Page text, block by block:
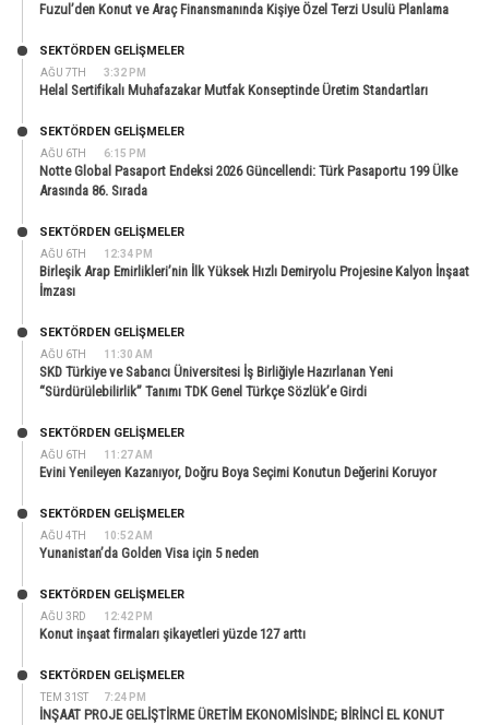
Fuzul’den Konut ve Araç Finansmanında Kişiye Özel Terzi Usulü Planlama
AĞU 7TH 3:32 PM
SEKTÖRDEN GELIŞMELER
Helal Sertifikalı Muhafazakar Mutfak Konseptinde Üretim Standartları
AĞU 6TH 6:15 PM
SEKTÖRDEN GELIŞMELER
Notte Global Pasaport Endeksi 2026 Güncellendi: Türk Pasaportu 199 Ülke
Arasında 86. Sırada
AĞU 6TH 12:34 PM
SEKTÖRDEN GELIŞMELER
Birleşik Arap Emirlikleri’nin İlk Yüksek Hızlı Demiryolu Projesine Kalyon İnşaat
İmzası
AĞU 6TH 11:30 AM
SEKTÖRDEN GELIŞMELER
SKD Türkiye ve Sabancı Üniversitesi İş Birliğiyle Hazırlanan Yeni
“Sürdürülebilirlik” Tanımı TDK Genel Türkçe Sözlük’e Girdi
AĞU 6TH 11:27 AM
SEKTÖRDEN GELIŞMELER
Evini Yenileyen Kazanıyor, Doğru Boya Seçimi Konutun Değerini Koruyor
AĞU 4TH 10:52 AM
SEKTÖRDEN GELIŞMELER
Yunanistan’da Golden Visa için 5 neden
AĞU 3RD 12:42 PM
SEKTÖRDEN GELIŞMELER
Konut inşaat firmaları şikayetleri yüzde 127 arttı
TEM 31ST 7:24 PM
SEKTÖRDEN GELIŞMELER
İNŞAAT PROJE GELİŞTİRME ÜRETİM EKONOMİSİNDE; BİRİNCİ EL KONUT